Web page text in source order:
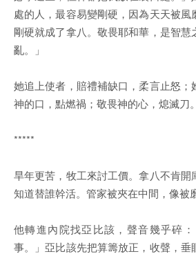
處的人，最容易變剛硬，因為天天被
剛硬就成了拿八。敬畏耶和華，是智慧
亂。」
她追上使者，賠禮補缺口，柔言止怒；
神的口，點燃禍；敬畏神的心，熄滅刀
*****
旱年更苦，牧工來討工價。拿八不肯開
知道替誰幹活。管家被夾在中間，像被
他轉進內院找亞比該，聲音幾乎碎
事。」亞比該先把算籌放正，收聲，垂